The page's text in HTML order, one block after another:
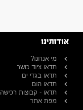
אודותינו
מי אנחנו?
תדאו ציוד כושר
תדאו בגדי ים
תדאו הום
תדאו - קבוצות רכישה
מפת אתר